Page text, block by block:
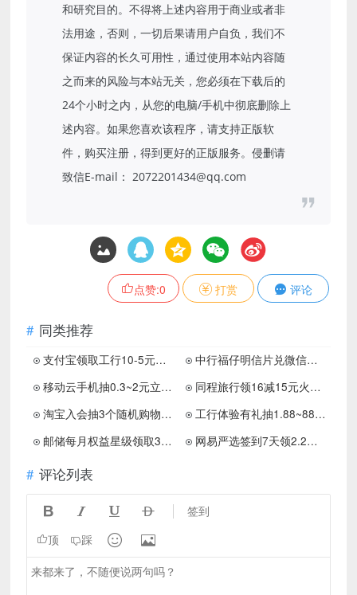
和研究目的。不得将上述内容用于商业或者非
法用途，否则，一切后果请用户自负，我们不
保证内容的长久可用性，通过使用本站内容随
之而来的风险与本站无关，您必须在下载后的
24个小时之内，从您的电脑/手机中彻底删除上
述内容。如果您喜欢该程序，请支持正版软
件，购买注册，得到更好的正版服务。侵删请
致信E-mail： 2072201434@qq.com
评论
打赏
点赞:0
同类推荐
支付宝领取工行10-5元支付红包
中行福仔明信片兑微信立减金
移动云手机抽0.3~2元立减金
同程旅行领16减15元火车票券
淘宝入会抽3个随机购物红包
工行体验有礼抽1.88~88元立减金
邮储每月权益星级领取3~10元
网易严选签到7天领2.2亓红包
评论列表
    签到
顶 踩  